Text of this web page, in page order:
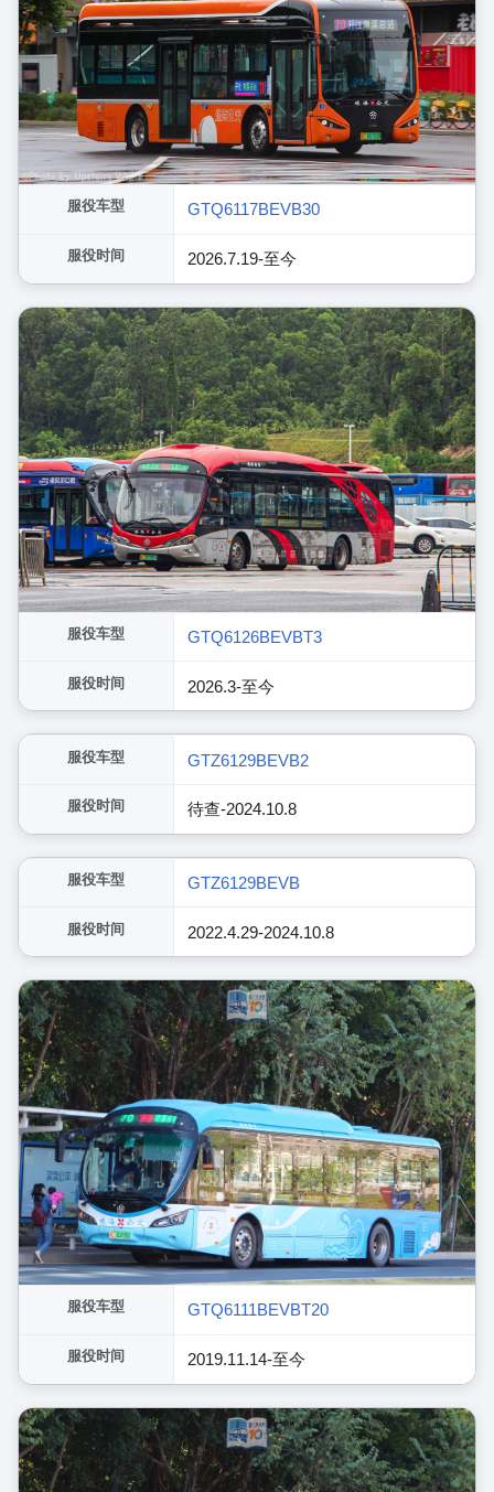
服役车型 GTQ6117BEVB30
服役时间 2026.7.19-至今
服役车型 GTQ6126BEVBT3
服役时间 2026.3-至今
服役车型 GTZ6129BEVB2
服役时间 待查-2024.10.8
展开
服役车型 GTZ6129BEVB
服役时间 2022.4.29-2024.10.8
展开
服役车型 GTQ6111BEVBT20
服役时间 2019.11.14-至今